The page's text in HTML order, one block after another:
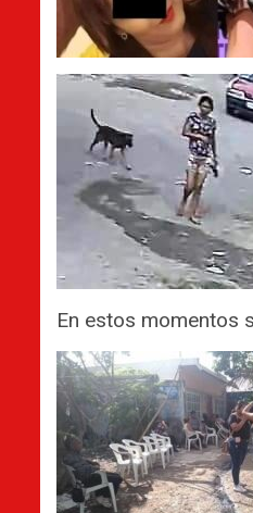
En estos momentos